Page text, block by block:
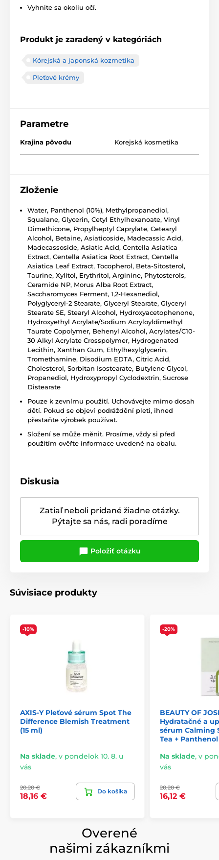
Vyhnite sa okoliu očí.
Produkt je zaradený v kategóriách
Kórejská a japonská kozmetika
Pleťové krémy
Parametre
Krajina pôvodu Korejská kosmetika
Zloženie
Water, Panthenol (10%), Methylpropanediol,
Squalane, Glycerin, Cetyl Ethylhexanoate, Vinyl
Dimethicone, Propylheptyl Caprylate, Cetearyl
Alcohol, Betaine, Asiaticoside, Madecassic Acid,
Madecassoside, Asiatic Acid, Centella Asiatica
Extract, Centella Asiatica Root Extract, Centella
Asiatica Leaf Extract, Tocopherol, Beta-Sitosterol,
Taurine, Xylitol, Erythritol, Arginine, Phytosterols,
Ceramide NP, Morus Alba Root Extract,
Saccharomyces Ferment, 1,2-Hexanediol,
Polyglyceryl-2 Stearate, Glyceryl Stearate, Glyceryl
Stearate SE, Stearyl Alcohol, Hydroxyacetophenone,
Hydroxyethyl Acrylate/Sodium Acryloyldimethyl
Taurate Copolymer, Behenyl Alcohol, Acrylates/C10-
30 Alkyl Acrylate Crosspolymer, Hydrogenated
Lecithin, Xanthan Gum, Ethylhexylglycerin,
Tromethamine, Disodium EDTA, Citric Acid,
Cholesterol, Sorbitan Isostearate, Butylene Glycol,
Propanediol, Hydroxypropyl Cyclodextrin, Sucrose
Distearate
Pouze k zevnímu použití. Uchovávejte mimo dosah
dětí. Pokud se objeví podráždění pleti, ihned
přestaňte výrobek používat.
Složení se může měnit. Prosíme, vždy si před
použitím ověřte informace uvedené na obalu.
Diskusia
Zatiaľ neboli pridané žiadne otázky.
Pýtajte sa nás, radi poradíme
Položiť otázku
Súvisiace produkty
-10%
AXIS-Y Pleťové sérum Spot The
Difference Blemish Treatment
(15 ml)
Na sklade, v pondelok 10. 8. u
vás
20,20 €
18,16 €
Do košíka
-20%
BEAUTY OF
Hydratačné a
sérum Calming
Tea +
Na sklade, v
vás
20,20 €
16,12 €
Overené
našimi zákazníkmi